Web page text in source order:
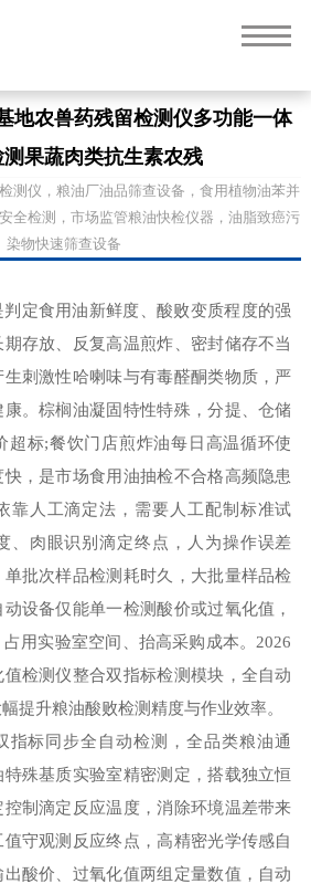
地农兽药残留检测仪多功能一体
果蔬肉类抗生素农残
测仪，粮油厂油品筛查设备，食用植物油苯并
全检测，市场监管粮油快检仪器，油脂致癌污
染物快速筛查设备
定食用油新鲜度、酸败变质程度的强
存放、反复高温煎炸、密封储存不当
刺激性哈喇味与有毒醛酮类物质，严
。棕榈油凝固特性特殊，分提、仓储
超标;餐饮门店煎炸油每日高温循环使
，是市场食用油抽检不合格高频隐患
靠人工滴定法，需要人工配制标准试
、肉眼识别滴定终点，人为操作误差
批次样品检测耗时久，大批量样品检
设备仅能单一检测酸价或过氧化值，
用实验室空间、抬高采购成本。2026
检测仪整合双指标检测模块，全自动
提升粮油酸败检测精度与作业效率。
指标同步全自动检测，全品类粮油通
殊基质实验室精密测定，搭载独立恒
制滴定反应温度，消除环境温差带来
守观测反应终点，高精密光学传感自
酸价、过氧化值两组定量数值，自动